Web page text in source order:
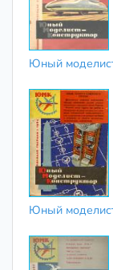
Юный
Юный